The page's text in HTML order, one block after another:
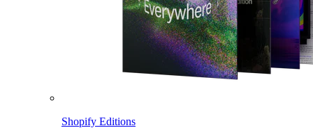
Shopify Editions